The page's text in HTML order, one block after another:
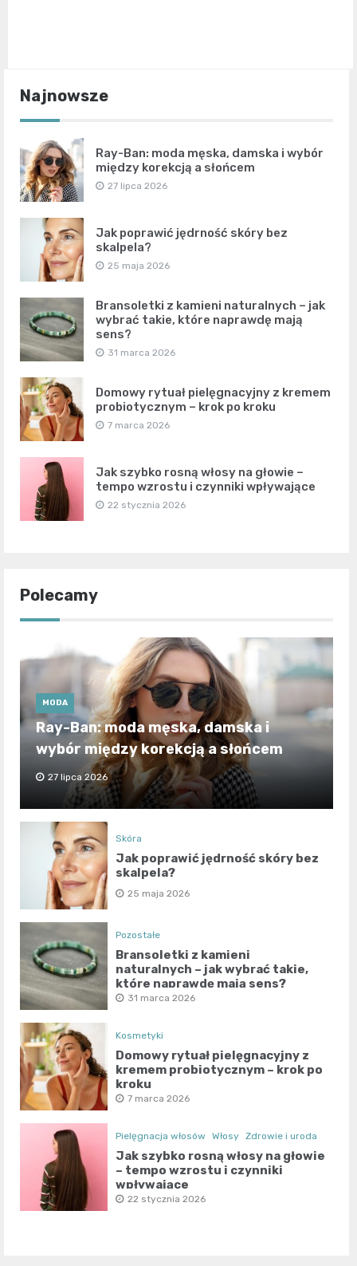
Najnowsze
Ray-Ban: moda męska, damska i wybór
między korekcją a słońcem
27 lipca 2026
Jak poprawić jędrność skóry bez
skalpela?
25 maja 2026
Bransoletki z kamieni naturalnych – jak
wybrać takie, które naprawdę mają
sens?
31 marca 2026
Domowy rytuał pielęgnacyjny z kremem
probiotycznym – krok po kroku
7 marca 2026
Jak szybko rosną włosy na głowie –
tempo wzrostu i czynniki wpływające
22 stycznia 2026
Polecamy
MODA
Ray-Ban: moda męska, damska i
wybór między korekcją a słońcem
27 lipca 2026
Skóra
Jak poprawić jędrność skóry bez
skalpela?
25 maja 2026
Pozostałe
Bransoletki z kamieni
naturalnych – jak wybrać takie,
które naprawdę mają sens?
31 marca 2026
Kosmetyki
Domowy rytuał pielęgnacyjny z
kremem probiotycznym – krok po
kroku
7 marca 2026
Pielęgnacja włosów Włosy Zdrowie i uroda
Jak szybko rosną włosy na głowie
– tempo wzrostu i czynniki
wpływające
22 stycznia 2026